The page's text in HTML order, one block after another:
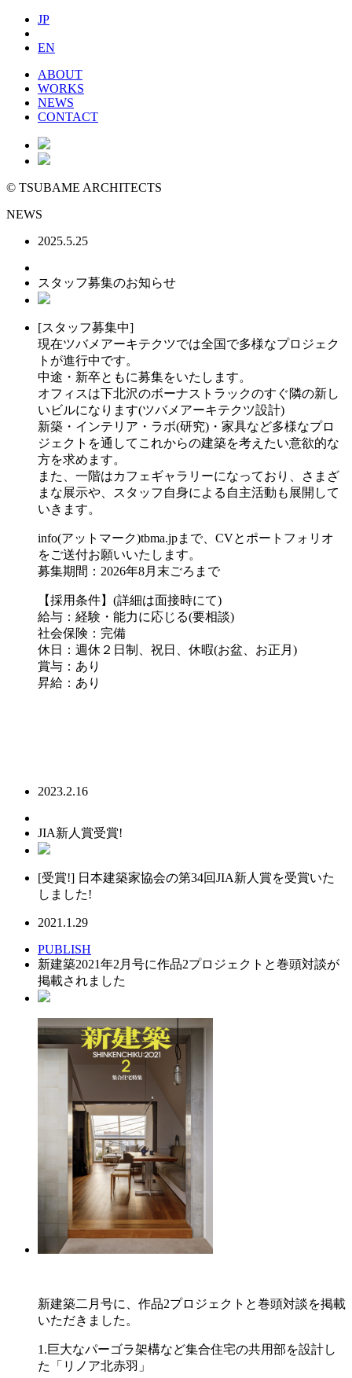
JP
EN
ABOUT
WORKS
NEWS
CONTACT
© TSUBAME ARCHITECTS
NEWS
2025.5.25
スタッフ募集のお知らせ
[スタッフ募集中]
現在ツバメアーキテクツでは全国で多様なプロジェク
トが進行中です。
中途・新卒ともに募集をいたします。
オフィスは下北沢のボーナストラックのすぐ隣の新し
いビルになります(ツバメアーキテクツ設計)
新築・インテリア・ラボ(研究)・家具など多様なプロ
ジェクトを通してこれからの建築を考えたい意欲的な
方を求めます。
また、一階はカフェギャラリーになっており、さまざ
まな展示や、スタッフ自身による自主活動も展開して
いきます。
info(アットマーク)tbma.jpまで、CVとポートフォリオ
をご送付お願いいたします。
募集期間：2026年8月末ごろまで
【採用条件】(詳細は面接時にて)
給与：経験・能力に応じる(要相談)
社会保険：完備
休日：週休２日制、祝日、休暇(お盆、お正月)
賞与：あり
昇給：あり
2023.2.16
JIA新人賞受賞!
[受賞!] 日本建築家協会の第34回JIA新人賞を受賞いた
しました!
2021.1.29
PUBLISH
新建築2021年2月号に作品2プロジェクトと巻頭対談が
掲載されました
新建築二月号に、作品2プロジェクトと巻頭対談を掲載
いただきました。
1.巨大なパーゴラ架構など集合住宅の共用部を設計し
た「リノア北赤羽」